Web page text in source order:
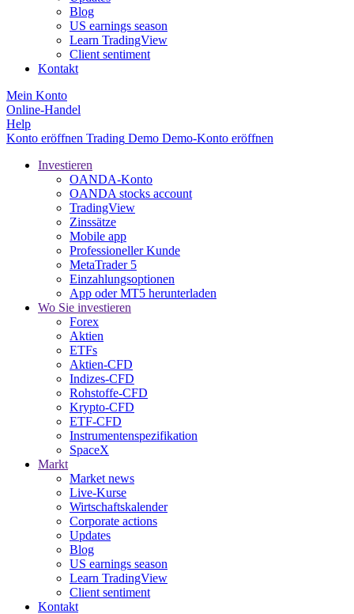
Blog
US earnings season
Learn TradingView
Client sentiment
Kontakt
Mein Konto
Online-Handel
Help
Konto eröffnen Trading Demo Demo-Konto eröffnen
Investieren
OANDA-Konto
OANDA stocks account
TradingView
Zinssätze
Mobile app
Professioneller Kunde
MetaTrader 5
Einzahlungsoptionen
App oder MT5 herunterladen
Wo Sie investieren
Forex
Aktien
ETFs
Aktien-CFD
Indizes-CFD
Rohstoffe-CFD
Krypto-CFD
ETF-CFD
Instrumentenspezifikation
SpaceX
Markt
Market news
Live-Kurse
Wirtschaftskalender
Corporate actions
Updates
Blog
US earnings season
Learn TradingView
Client sentiment
Kontakt